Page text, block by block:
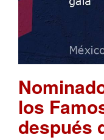
los
después